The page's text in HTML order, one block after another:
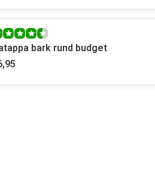
bark rund budget